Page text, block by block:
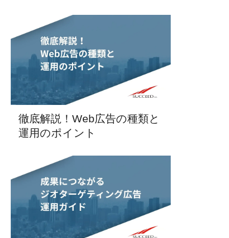
徹底解説！Web広告の種類と
運用のポイント